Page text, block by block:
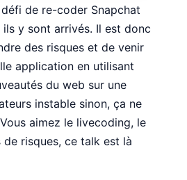
de re-coder Snapchat
y sont arrivés. Il est donc
des risques et de venir
application en utilisant
du web sur une
instable sinon, ça ne
aimez le livecoding, le
risques, ce talk est là